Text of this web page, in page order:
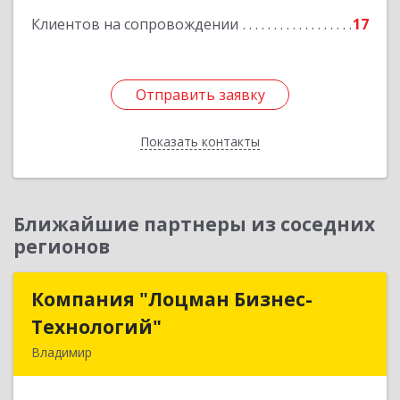
Клиентов на сопровождении 17
Отправить заявку
Показать контакты
Отправить заявку
Назад
Ближайшие партнеры из соседних
регионов
Компания "Лоцман Бизнес-
Технологий"
Владимир
Компания "Лоцман Бизнес-